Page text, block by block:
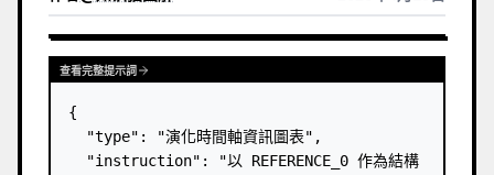
查看完整提示詞
{
  "type": "演化時間軸資訊圖表",
  "instruction": "以 REFERENCE_0 作為結構